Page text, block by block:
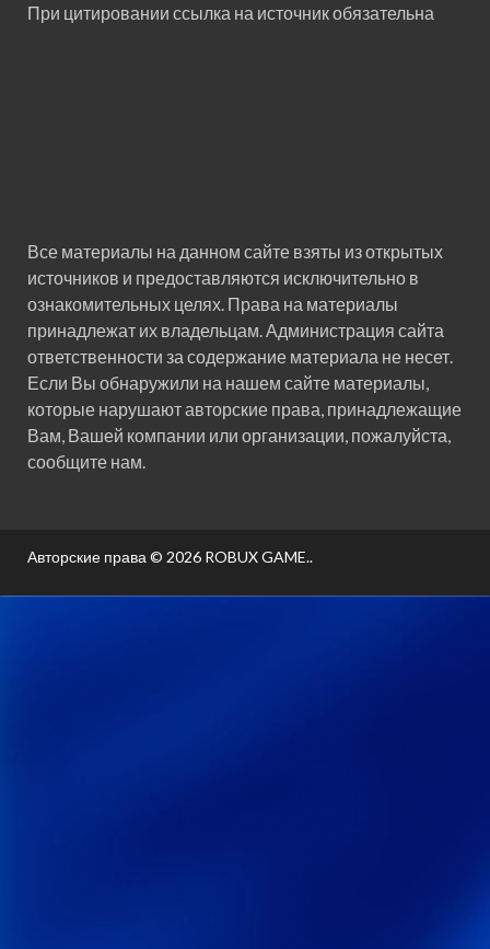
При цитировании ссылка на источник обязательна
Все материалы на данном сайте взяты из открытых
источников и предоставляются исключительно в
ознакомительных целях. Права на материалы
принадлежат их владельцам. Администрация сайта
ответственности за содержание материала не несет.
Если Вы обнаружили на нашем сайте материалы,
которые нарушают авторские права, принадлежащие
Вам, Вашей компании или организации, пожалуйста,
сообщите нам.
Авторские права © 2026 ROBUX GAME..